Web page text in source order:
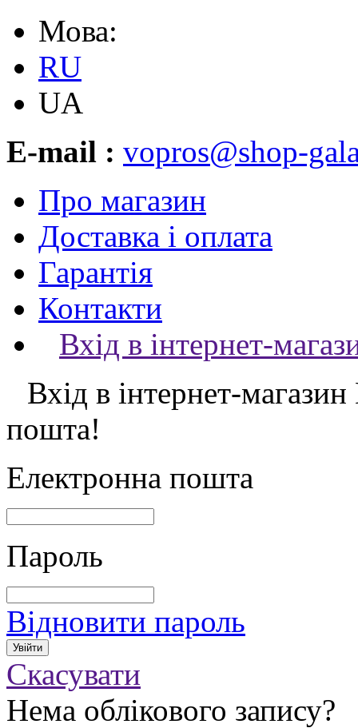
Мова:
RU
UA
E-mail : vopros@shop-
Про магазин
Доставка і оплата
Гарантія
Контакти
Вхід в інтернет-
Вхід в інтернет-магазин
пошта!
Електронна пошта
Пароль
Відновити пароль
Скасувати
Нема облікового запису?